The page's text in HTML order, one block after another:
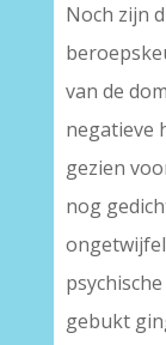
Noch zijn
van de
negatieve
gezien
nog
gebukt